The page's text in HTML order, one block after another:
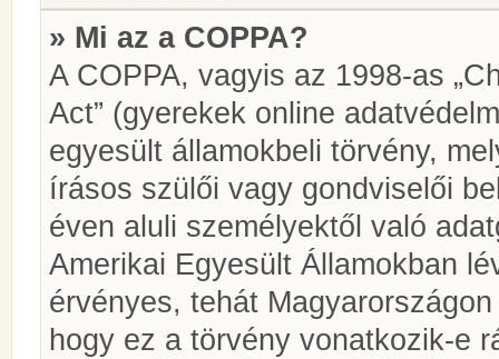
» Mi az a COPPA?
A COPPA, vagyis az 1998-as
Act” (gyerekek online
egyesült államokbeli törvény,
írásos szülői vagy gondviselői
éven aluli személyektől való
Amerikai Egyesült Államokban
érvényes, tehát
hogy ez a törvény vonatkozik-e